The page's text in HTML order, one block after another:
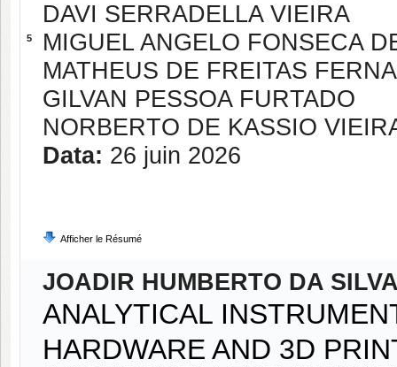
5
DAVI SERRADELLA VIEIRA
MIGUEL ANGELO FONSECA
MATHEUS DE FREITAS
GILVAN PESSOA FURTADO
NORBERTO DE KASSIO
Data: 26 juin 2026
Afficher le Résumé
JOADIR HUMBERTO DA
ANALYTICAL
HARDWARE AND 3D